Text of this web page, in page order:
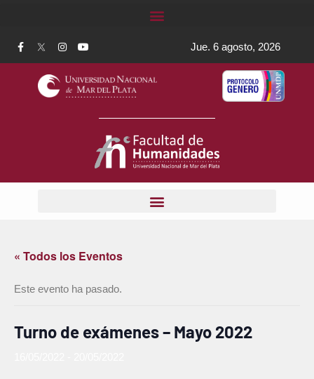
Jue. 6 agosto, 2026
« Todos los Eventos
Este evento ha pasado.
Turno de exámenes – Mayo 2022